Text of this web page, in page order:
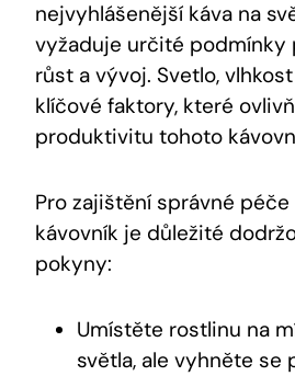
nejvyhlášenější káva na
vyžaduje určité podmínky
růst a vývoj. Svetlo,
klíčové faktory, které
produktivitu tohoto
Pro zajištění správné
kávovník je důležité
pokyny:
Umístěte rostlinu na
světla, ale vyhněte se